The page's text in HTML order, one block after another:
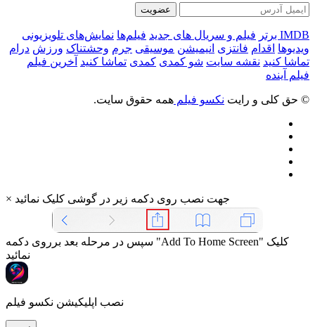
عضویت
IMDB برتر فیلم و سریال های جدید فیلم‌ها نمایش‌های تلویزیونی
ویدیوها اقدام فانتزی انیمیشن موسیقی جرم وحشتناک ورزش درام
تماشا کنید نقشه سایت شو کمدی کمدی تماشا کنید آخرین فیلم
فیلم آینده
© حق کلی و رایت نکسو فیلم همه حقوق سایت.
× جهت نصب روی دکمه زیر در گوشی کلیک نمائید
سپس در مرحله بعد برروی دکمه "Add To Home Screen" کلیک
نمائید
نصب اپلیکیشن نکسو فیلم